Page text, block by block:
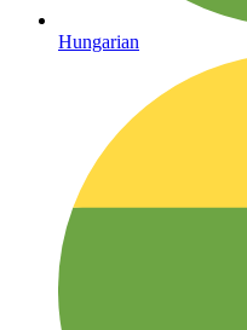
Hungarian